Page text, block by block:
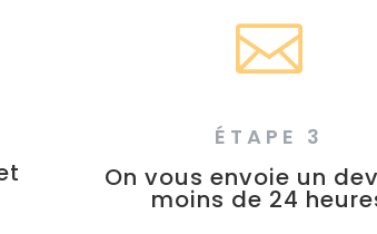

ÉTAPE 3
On vous envoie un
moins de 24